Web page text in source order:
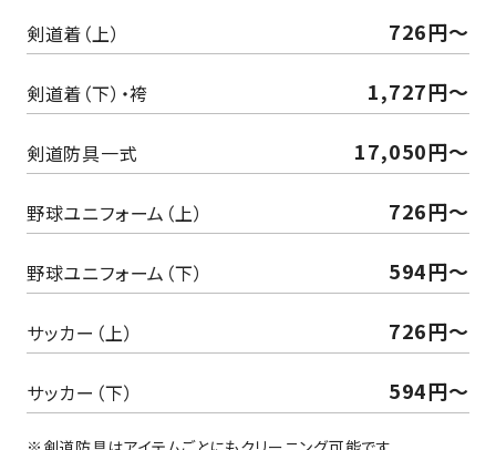
剣道着（上） 726円～
剣道着（下）・袴 1,727円～
剣道防具一式 17,050円〜
野球ユニフォーム（上） 726円～
野球ユニフォーム（下） 594円～
サッカー（上） 726円～
サッカー（下） 594円～